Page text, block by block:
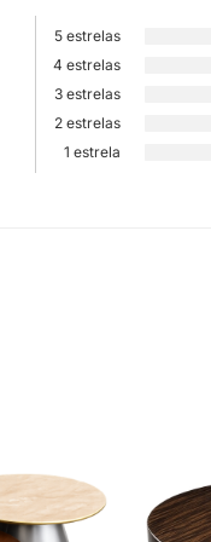
5 estrelas
4 estrelas
3 estrelas
2 estrelas
1 estrela